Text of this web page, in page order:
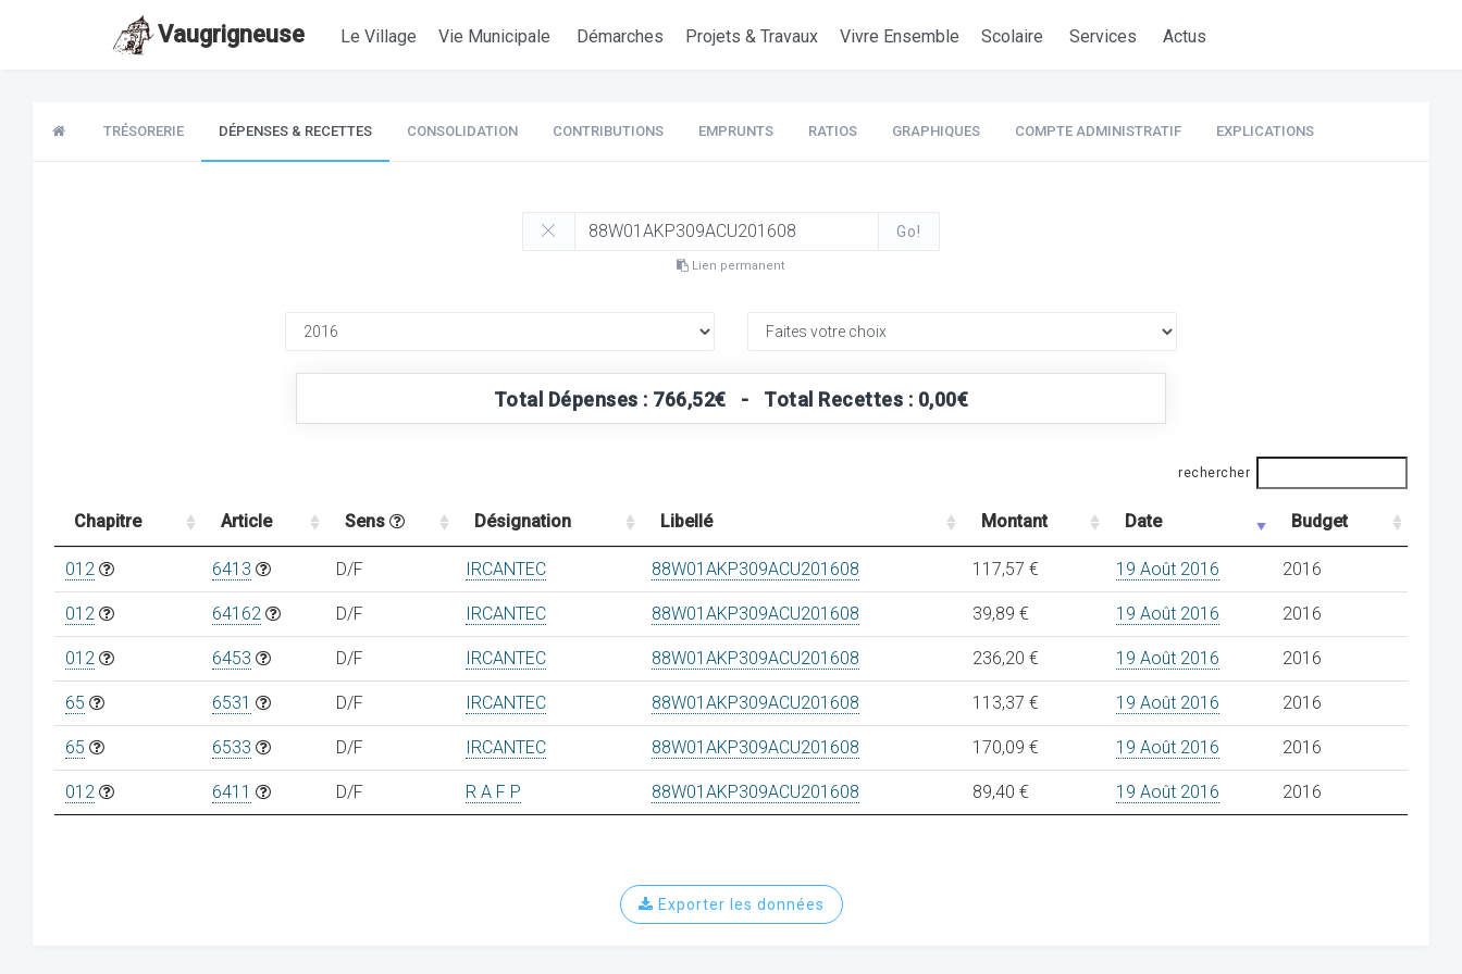
Vaugrigneuse Le Village Vie Municipale Démarches Projets & Travaux Vivre Ensemble Scolaire Services Actus
TRÉSORERIE DÉPENSES & RECETTES CONSOLIDATION CONTRIBUTIONS EMPRUNTS RATIOS GRAPHIQUES COMPTE ADMINISTRATIF EXPLICATIONS
Go!
Lien permanent
Total Dépenses : 766,52€ - Total Recettes : 0,00€
rechercher
Chapitre Article Sens Désignation Libellé Montant Date Budget
012 6413 D/F IRCANTEC 88W01AKP309ACU201608 117,57 € 19 Août 2016 2016
012 64162 D/F IRCANTEC 88W01AKP309ACU201608 39,89 € 19 Août 2016 2016
012 6453 D/F IRCANTEC 88W01AKP309ACU201608 236,20 € 19 Août 2016 2016
65 6531 D/F IRCANTEC 88W01AKP309ACU201608 113,37 € 19 Août 2016 2016
65 6533 D/F IRCANTEC 88W01AKP309ACU201608 170,09 € 19 Août 2016 2016
012 6411 D/F R A F P 88W01AKP309ACU201608 89,40 € 19 Août 2016 2016
Exporter les données